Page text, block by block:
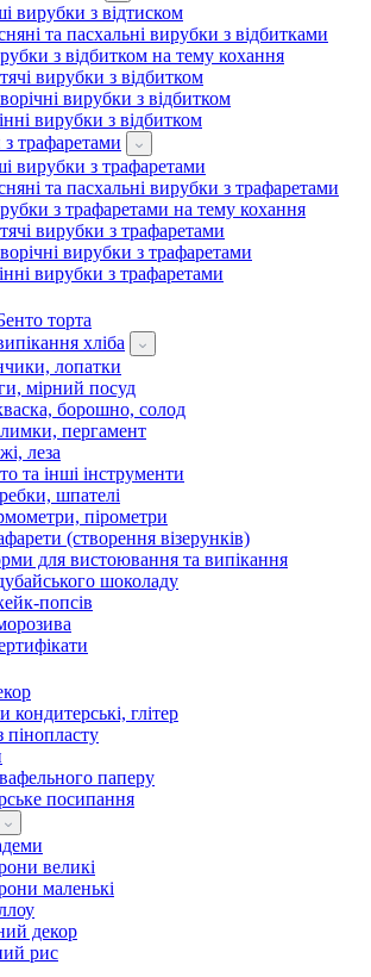
вирубки з відтиском
та пасхальні вирубки з відбитками
з відбитком на тему кохання
вирубки з відбитком
вирубки з відбитком
вирубки з відбитком
трафаретами
вирубки з трафаретами
та пасхальні вирубки з трафаретами
з трафаретами на тему кохання
вирубки з трафаретами
вирубки з трафаретами
вирубки з трафаретами
торта
хліба
лопатки
мірний посуд
борошно, солод
пергамент
леза
та інші інструменти
шпателі
пірометри
(створення візерунків)
для вистоювання та випікання
шоколаду
попсів
кондитерські, глітер
паперу
посипання
великі
маленькі
декор
рис